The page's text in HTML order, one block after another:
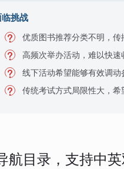
挑战
优质图书推荐分类不明，传
高频次举办活动，难以快速
线下活动希望能够有效调动
传统考试方式局限性大，
航目录，支持中